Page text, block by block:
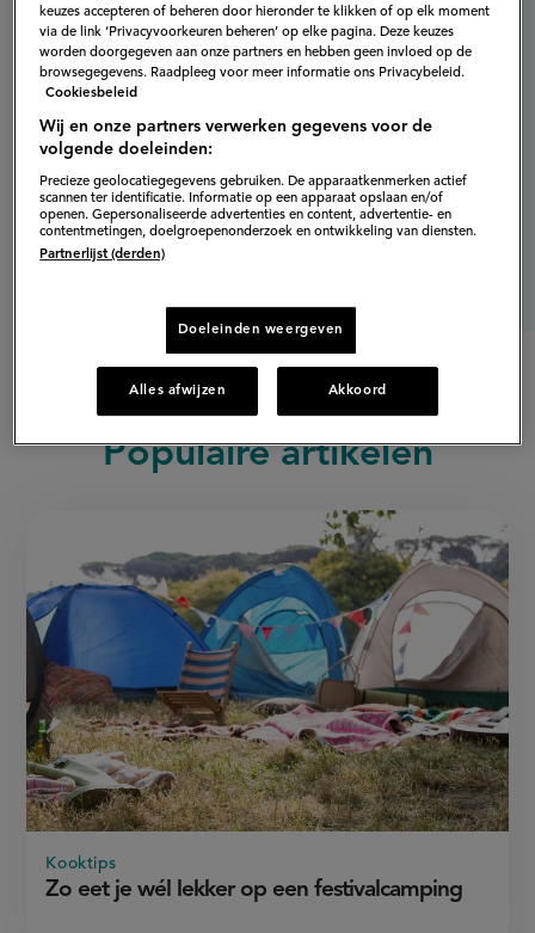
Populaire artikelen
Zo eet je wél lekker op een festivalcamping
Kooktips
keuzes accepteren of beheren door hieronder te klikken of op elk moment
via de link ‘Privacyvoorkeuren beheren’ op elke pagina. Deze keuzes
worden doorgegeven aan onze partners en hebben geen invloed op de
browsegegevens. Raadpleeg voor meer informatie ons Privacybeleid.
Cookiesbeleid
Wij en onze partners verwerken gegevens voor de
volgende doeleinden:
Precieze geolocatiegegevens gebruiken. De apparaatkenmerken actief
scannen ter identificatie. Informatie op een apparaat opslaan en/of
openen. Gepersonaliseerde advertenties en content, advertentie- en
contentmetingen, doelgroepenonderzoek en ontwikkeling van diensten.
Partnerlijst (derden)
Doeleinden weergeven
Alles afwijzen Akkoord